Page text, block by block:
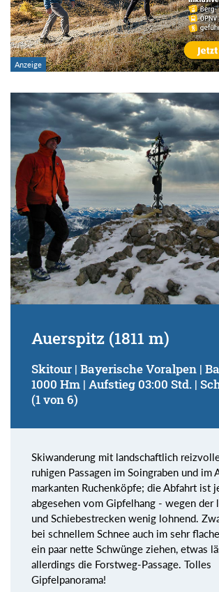
Auerspitz (1811 m)
Skitour | Bayerische Voralpen |
1000 Hm | Aufstieg 03:00 Std. |
(1 von 6)
Skiwanderung mit landschaftlich
ruhigen Passagen im Soingraben und im
markanten Ruchenköpfe; die Abfahrt ist
abgesehen vom Gipfelhang - wegen der
und Schiebestrecken wenig lohnend.
bei schnellem Schnee auch im sehr
ein paar nette Schwünge ziehen, etwas
allerdings die Forstweg-Passage. Tolles
Gipfelpanorama!